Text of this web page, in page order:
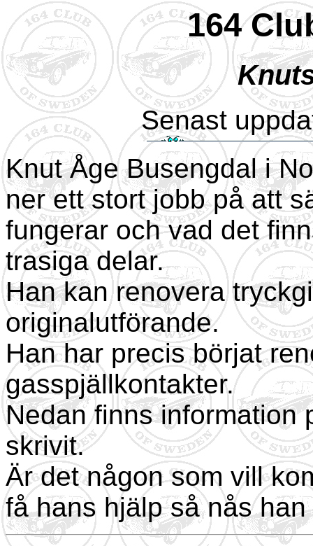
164
Senast
Knut Åge Busengdal i
ner ett stort jobb på att
fungerar och vad det
trasiga delar.
Han kan renovera
originalutförande.
Han har precis börjat
gasspjällkontakter.
Nedan finns information
skrivit.
Är det någon som vill
få hans hjälp så nås